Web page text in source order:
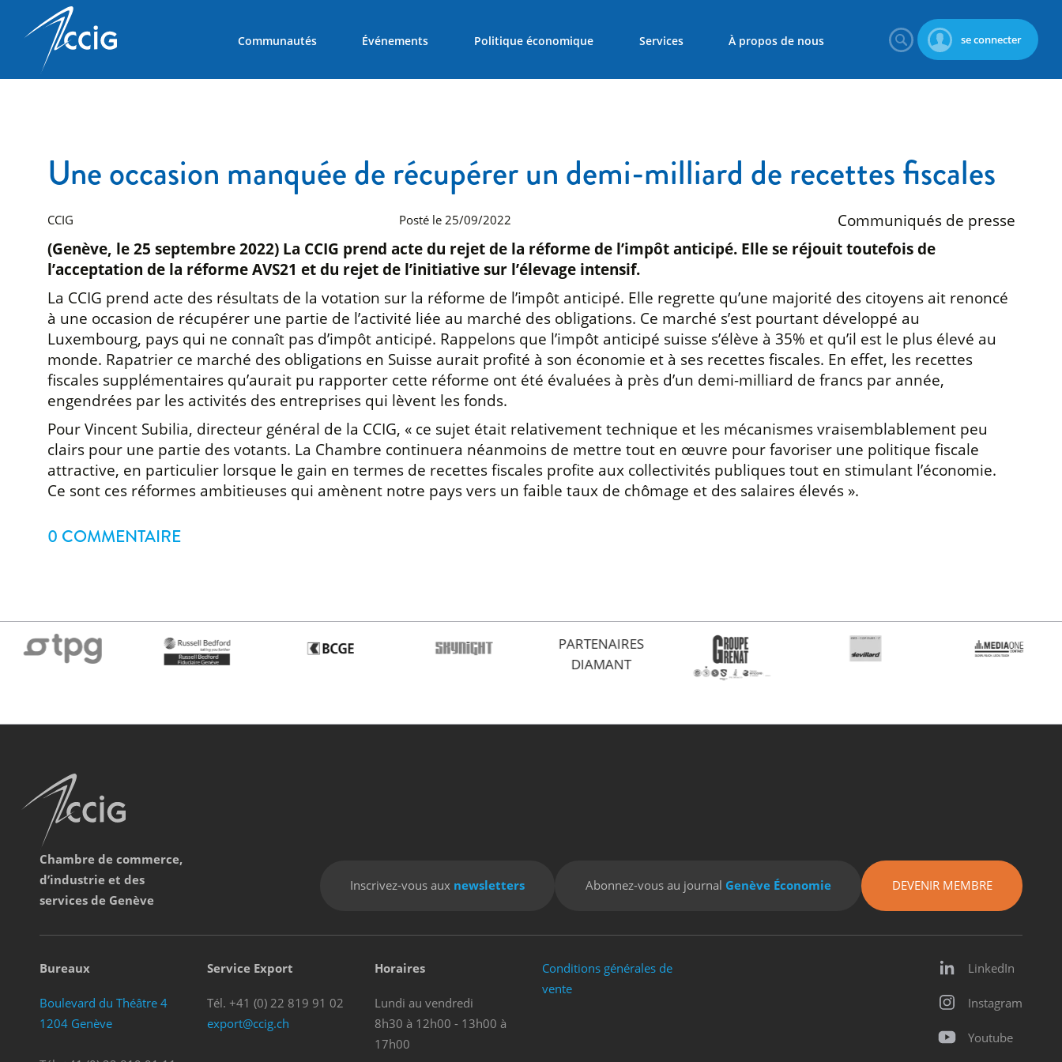
se connecter
Communautés Événements Politique économique Services À propos de nous
Une occasion manquée de récupérer un demi-milliard de recettes fiscales
CCIG Posté le 25/09/2022
Communiqués de presse
(Genève, le 25 septembre 2022) La CCIG prend acte du rejet de la réforme de l’impôt anticipé. Elle se réjouit toutefois de
l’acceptation de la réforme AVS21 et du rejet de l’initiative sur l’élevage intensif.
La CCIG prend acte des résultats de la votation sur la réforme de l’impôt anticipé. Elle regrette qu’une majorité des citoyens ait renoncé
à une occasion de récupérer une partie de l’activité liée au marché des obligations. Ce marché s’est pourtant développé au
Luxembourg, pays qui ne connaît pas d’impôt anticipé. Rappelons que l’impôt anticipé suisse s’élève à 35% et qu’il est le plus élevé au
monde. Rapatrier ce marché des obligations en Suisse aurait profité à son économie et à ses recettes fiscales. En effet, les recettes
fiscales supplémentaires qu’aurait pu rapporter cette réforme ont été évaluées à près d’un demi-milliard de francs par année,
engendrées par les activités des entreprises qui lèvent les fonds.
Pour Vincent Subilia, directeur général de la CCIG, « ce sujet était relativement technique et les mécanismes vraisemblablement peu
clairs pour une partie des votants. La Chambre continuera néanmoins de mettre tout en œuvre pour favoriser une politique fiscale
attractive, en particulier lorsque le gain en termes de recettes fiscales profite aux collectivités publiques tout en stimulant l’économie.
Ce sont ces réformes ambitieuses qui amènent notre pays vers un faible taux de chômage et des salaires élevés ».
0 COMMENTAIRE
PARTENAIRES
DIAMANT
Chambre de commerce,
d’industrie et des
services de Genève
Inscrivez-vous aux newsletters Abonnez-vous au journal Genève Économie DEVENIR MEMBRE
Bureaux
Boulevard du Théâtre 4
1204 Genève
Service Export
Tél. +41 (0) 22 819 91 02
export@ccig.ch
Horaires
Lundi au vendredi
8h30 à 12h00 - 13h00 à
17h00
Conditions générales de
vente
LinkedIn
Instagram
Youtube